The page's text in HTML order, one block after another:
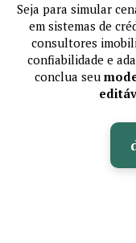
Seja para simular
em sistemas de
consultores
confiabilidade e
conclua seu